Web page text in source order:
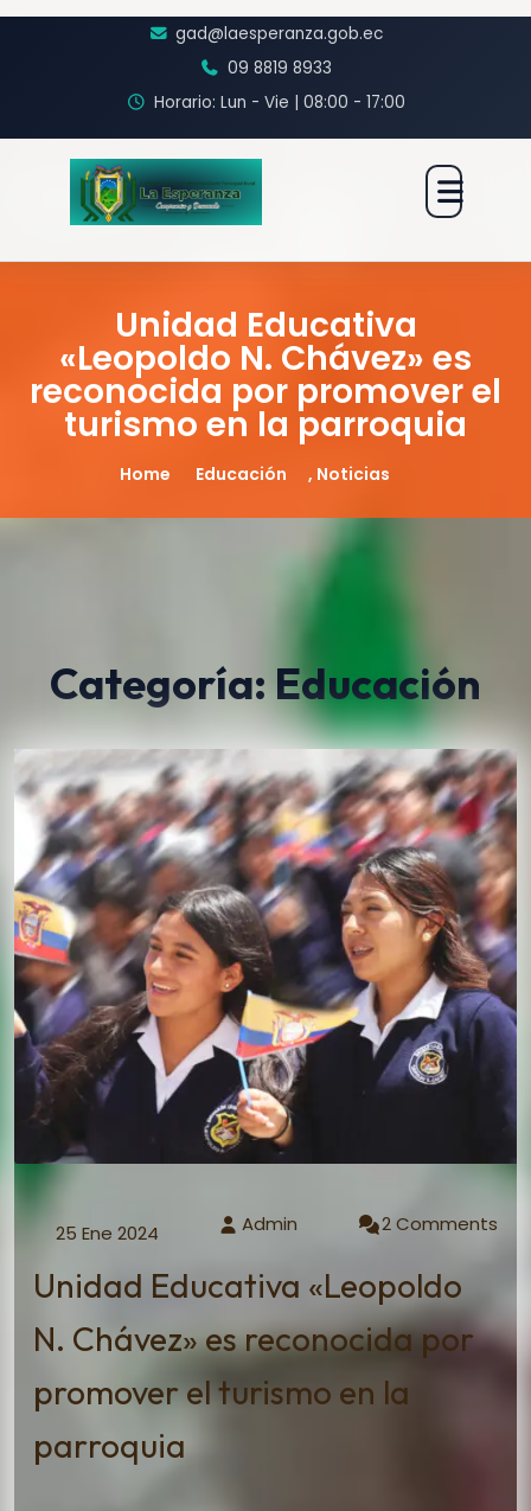
gad@laesperanza.gob.ec
09 8819 8933
Horario: Lun - Vie | 08:00 - 17:00
Unidad Educativa
«Leopoldo N. Chávez» es
reconocida por promover el
turismo en la parroquia
Home Educación , Noticias
Categoría: Educación
25 Ene 2024 Admin 2 Comments
Unidad Educativa «Leopoldo
N. Chávez» es reconocida por
promover el turismo en la
parroquia